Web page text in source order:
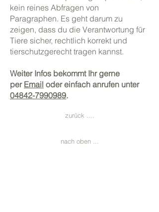
kein reines Abfragen von
Paragraphen. Es geht darum zu
zeigen, dass du die Verantwortung für
Tiere sicher, rechtlich korrekt und
tierschutzgerecht tragen kannst.
Weiter Infos bekommt Ihr gerne
per Email oder einfach anrufen unter
04842-7990989.
zurück ....
nach oben ...